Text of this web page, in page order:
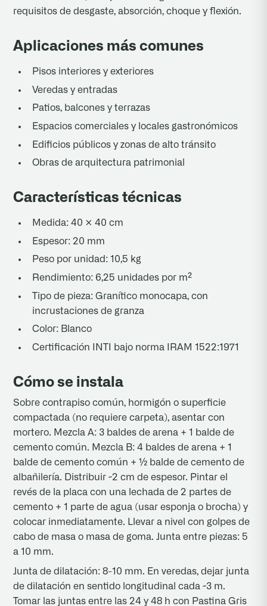
requisitos de desgaste, absorción, choque y flexión.
Aplicaciones más comunes
Pisos interiores y exteriores
Veredas y entradas
Patios, balcones y terrazas
Espacios comerciales y locales gastronómicos
Edificios públicos y zonas de alto tránsito
Obras de arquitectura patrimonial
Características técnicas
Medida: 40 × 40 cm
Espesor: 20 mm
Peso por unidad: 10,5 kg
Rendimiento: 6,25 unidades por m²
Tipo de pieza: Granítico monocapa, con
incrustaciones de granza
Color: Blanco
Certificación INTI bajo norma IRAM 1522:1971
Cómo se instala
Sobre contrapiso común, hormigón o superficie
compactada (no requiere carpeta), asentar con
mortero. Mezcla A: 3 baldes de arena + 1 balde de
cemento común. Mezcla B: 4 baldes de arena + 1
balde de cemento común + ½ balde de cemento de
albañilería. Distribuir ~2 cm de espesor. Pintar el
revés de la placa con una lechada de 2 partes de
cemento + 1 parte de agua (usar esponja o brocha) y
colocar inmediatamente. Llevar a nivel con golpes de
cabo de masa o masa de goma. Junta entre piezas: 5
a 10 mm.
Junta de dilatación: 8-10 mm. En veredas, dejar junta
de dilatación en sentido longitudinal cada ~3 m.
Tomar las juntas entre las 24 y 48 h con Pastina Gris